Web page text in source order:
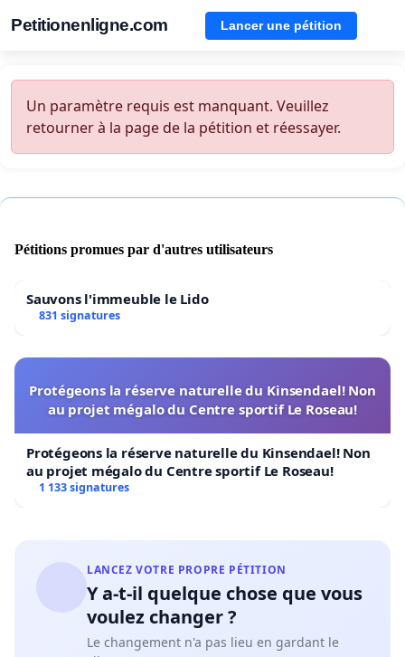
Petitionenligne.com Lancer une pétition
Un paramètre requis est manquant. Veuillez
retourner à la page de la pétition et réessayer.
Pétitions promues par d'autres utilisateurs
Sauvons l'immeuble le Lido
831 signatures
Protégeons la réserve naturelle du Kinsendael! Non
au projet mégalo du Centre sportif Le Roseau!
Protégeons la réserve naturelle du Kinsendael! Non
au projet mégalo du Centre sportif Le Roseau!
1 133 signatures
LANCEZ VOTRE PROPRE PÉTITION
Y a-t-il quelque chose que vous
voulez changer ?
Le changement n'a pas lieu en gardant le